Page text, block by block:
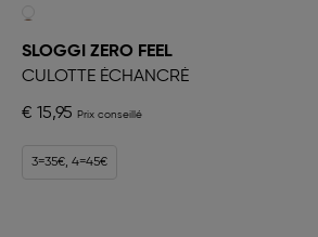
SLOGGI ZERO FEEL
CULOTTE ÉCHANCRÉ
€ 15,95
3=35€, 4=45€